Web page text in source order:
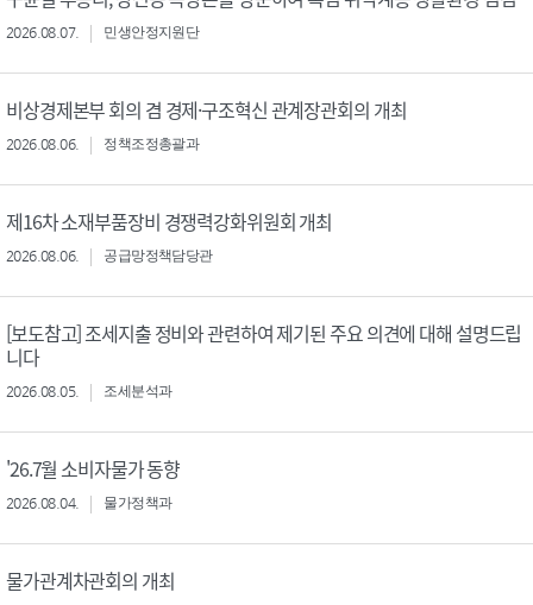
2026.08.07. 민생안정지원단
비상경제본부 회의 겸 경제·구조혁신 관계장관회의 개최
2026.08.06. 정책조정총괄과
제16차 소재부품장비 경쟁력강화위원회 개최
2026.08.06. 공급망정책담당관
[보도참고] 조세지출 정비와 관련하여 제기된 주요 의견에 대해 설명드립
니다
2026.08.05. 조세분석과
'26.7월 소비자물가 동향
2026.08.04. 물가정책과
물가관계차관회의 개최